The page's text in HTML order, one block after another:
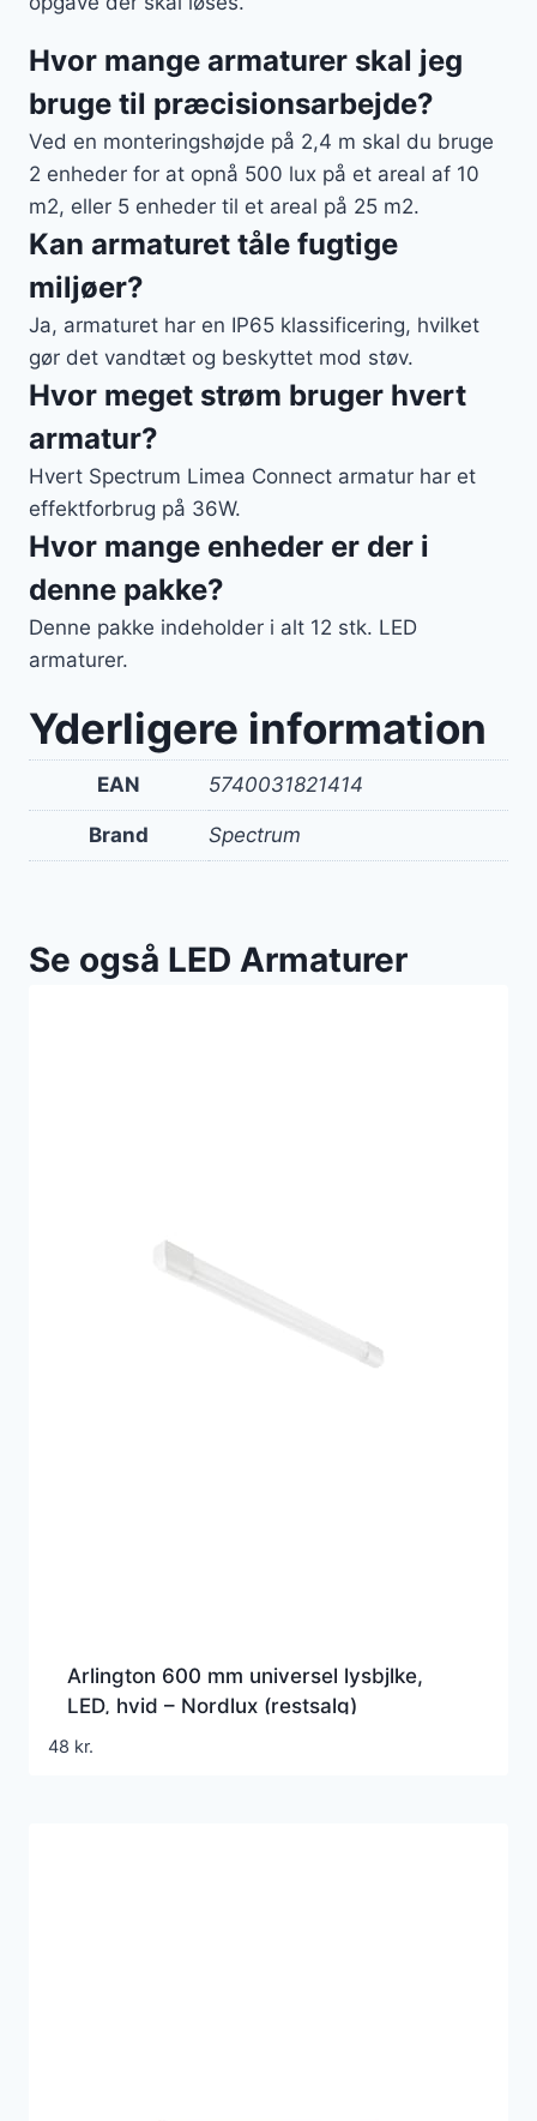
Hvor mange armaturer skal jeg
bruge til præcisionsarbejde?
Ved en monteringshøjde på 2,4 m skal du bruge
2 enheder for at opnå 500 lux på et areal af 10
m2, eller 5 enheder til et areal på 25 m2.
Kan armaturet tåle fugtige
miljøer?
Ja, armaturet har en IP65 klassificering, hvilket
gør det vandtæt og beskyttet mod støv.
Hvor meget strøm bruger hvert
armatur?
Hvert Spectrum Limea Connect armatur har et
effektforbrug på 36W.
Hvor mange enheder er der i
denne pakke?
Denne pakke indeholder i alt 12 stk. LED
armaturer.
Yderligere information
EAN 5740031821414
Brand Spectrum
Se også LED Armaturer
Arlington 600 mm universel lysbjlke,
LED, hvid – Nordlux (restsalg)
48 kr.